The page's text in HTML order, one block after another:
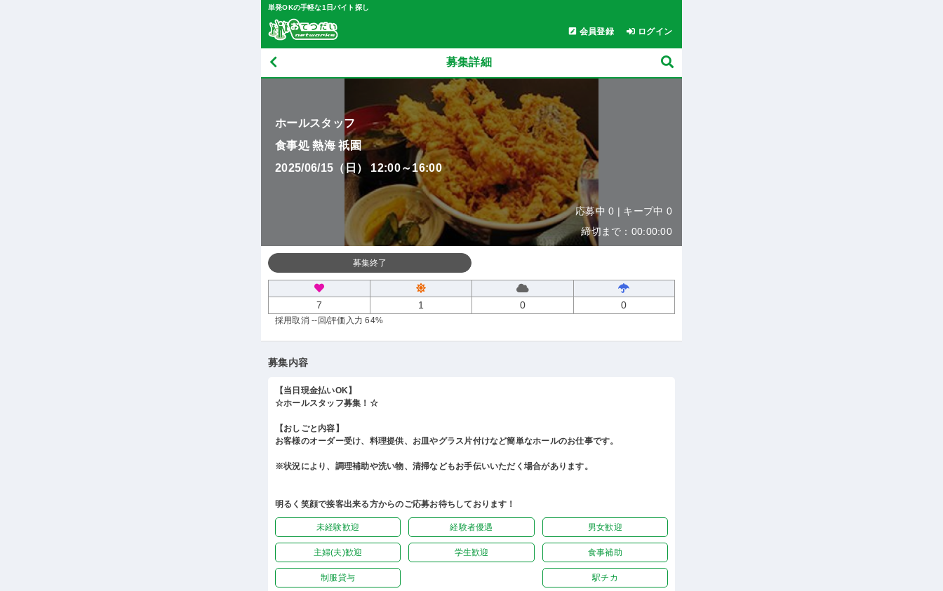
単発OKの手軽な1日バイト探し
会員登録 ログイン
募集詳細
ホールスタッフ
食事処 熱海 祇園
2025/06/15（日） 12:00～16:00
応募中 0 | キープ中 0
締切まで：00:00:00
募集終了
7 1 0 0
採用取消 --回/評価入力 64%
募集内容
【当日現金払いOK】
☆ホールスタッフ募集！☆
【おしごと内容】
お客様のオーダー受け、料理提供、お皿やグラス片付けなど簡単なホールのお仕事です。
※状況により、調理補助や洗い物、清掃などもお手伝いいただく場合があります。
明るく笑顔で接客出来る方からのご応募お待ちしております！
未経験歓迎 経験者優遇 男女歓迎
主婦(夫)歓迎 学生歓迎 食事補助
制服貸与 駅チカ